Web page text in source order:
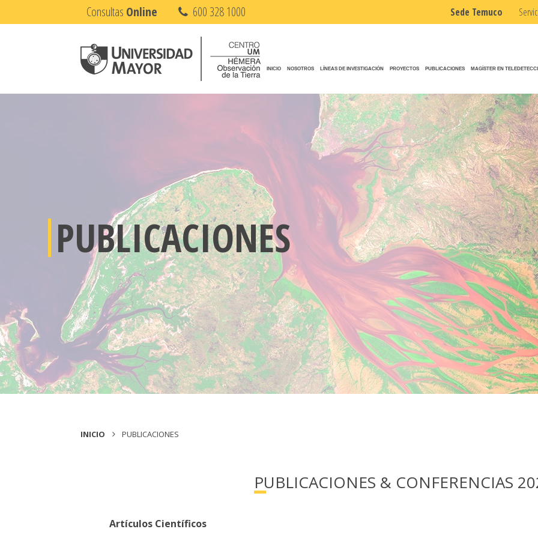
Consultas Online 600 328 1000 Sede Temuco
INICIO NOSOTROS LÍNEAS DE INVESTIGACIÓN PROYECTOS PUBLICACIONES MAGÍSTER EN
PUBLICACIONES
INICIO PUBLICACIONES
PUBLICACIONES & CONFERENCIAS
Artículos Científicos